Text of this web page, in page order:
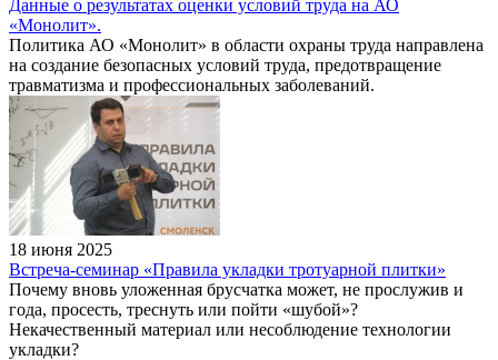
Данные о результатах оценки условий труда на АО
«Монолит».
Политика АО «Монолит» в области охраны труда направлена
на создание безопасных условий труда, предотвращение
травматизма и профессиональных заболеваний.
18 июня 2025
Встреча-семинар «Правила укладки тротуарной плитки»
Почему вновь уложенная брусчатка может, не прослужив и
года, просесть, треснуть или пойти «шубой»?
Некачественный материал или несоблюдение технологии
укладки?